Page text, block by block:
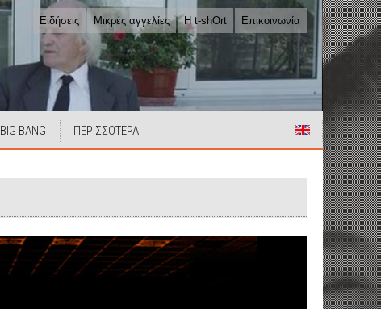
Ειδήσεις Μικρές αγγελίες Η t-shOrt Επικοινωνία
BIG BANG ΠΕΡΙΣΣΟΤΕΡΑ